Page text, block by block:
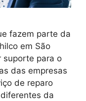
fazem parte da
em São
suporte para o
das empresas
de reparo
da